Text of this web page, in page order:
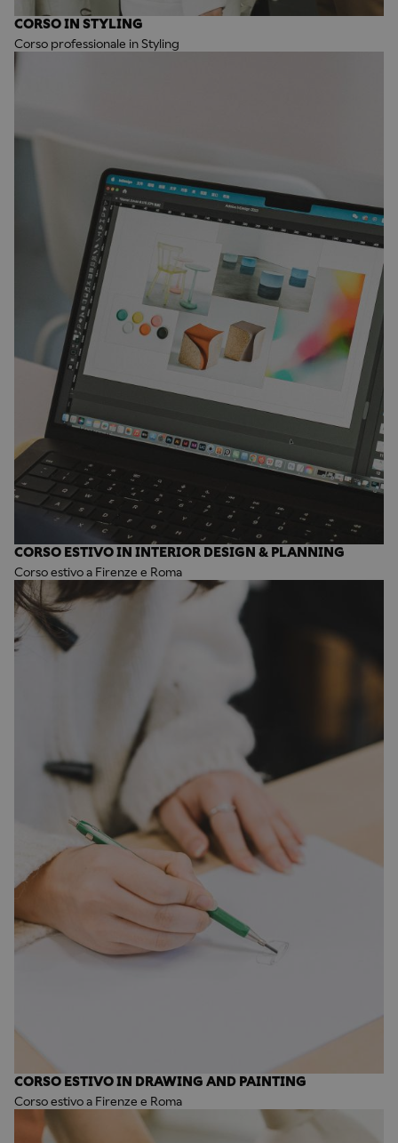
CORSO IN STYLING
Corso professionale in Styling
CORSO ESTIVO IN INTERIOR DESIGN & PLANNING
Corso estivo a Firenze e Roma
CORSO ESTIVO IN DRAWING AND PAINTING
Corso estivo a Firenze e Roma